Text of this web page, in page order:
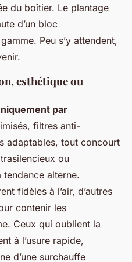
du boîtier. Le plantage
d’un bloc
Peu s’y attendent,
esthétique ou
par
filtres anti-
adaptables, tout concourt
ou
alterne.
fidèles à l’air, d’autres
contenir les
Ceux qui oublient la
à l’usure rapide,
d’une surchauffe